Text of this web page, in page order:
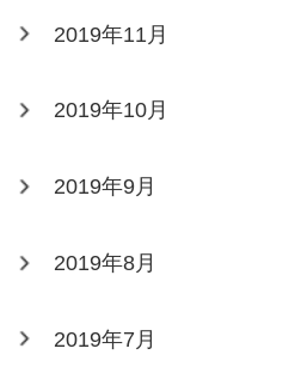
2019年11月
2019年10月
2019年9月
2019年8月
2019年7月